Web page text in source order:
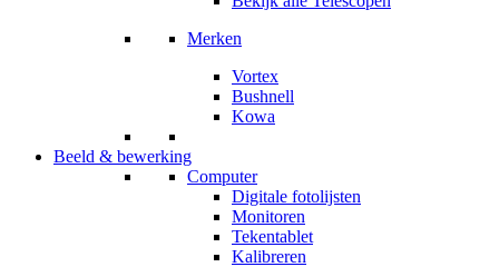
Merken
Vortex
Bushnell
Kowa
Beeld & bewerking
Computer
Digitale fotolijsten
Monitoren
Tekentablet
Kalibreren